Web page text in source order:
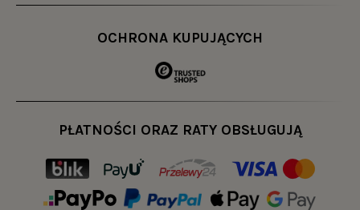
OCHRONA KUPUJĄCYCH
PŁATNOŚCI ORAZ RATY OBSŁUGUJĄ